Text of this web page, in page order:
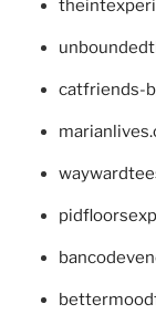
catfriends-